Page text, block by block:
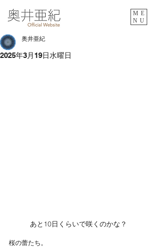
ME
NU
2025年3月19日水曜日
奥井亜紀
あと10日くらいで咲くのかな？
桜の蕾たち。